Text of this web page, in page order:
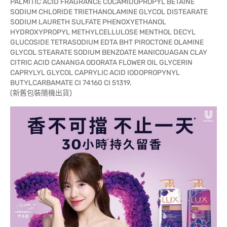
PALMITIC ACID FRAGRANCE COCAMIDOPROPYL BETAINE
SODIUM CHLORIDE TRIETHANOLAMINE GLYCOL DISTEARATE
SODIUM LAURETH SULFATE PHENOXYETHANOL
HYDROXYPROPYL METHYLCELLULOSE MENTHOL DECYL
GLUCOSIDE TETRASODIUM EDTA BHT PIROCTONE OLAMINE
GLYCOL STEARATE SODIUM BENZOATE MANICOUAGAN CLAY
CITRIC ACID CANANGA ODORATA FLOWER OIL GLYCERIN
CAPRYLYL GLYCOL CAPRYLIC ACID IODOPROPYNYL
BUTYLCARBAMATE CI 74160 CI 51319.
(新舊包裝隨機出貨)